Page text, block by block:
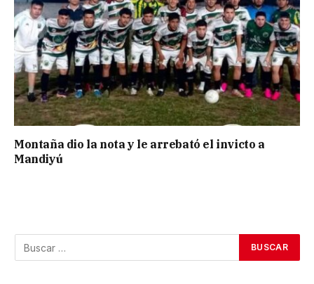
Montaña dio la nota y le arrebató el invicto a
Mandiyú